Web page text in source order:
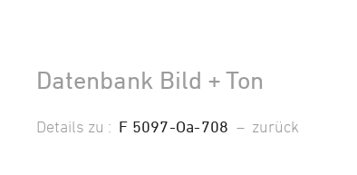
Datenbank Bild + Ton
Details zu : F 5097-Oa-708 – zurück